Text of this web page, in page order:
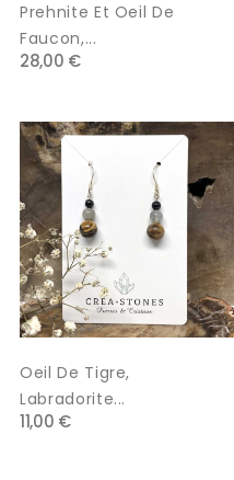
Prehnite Et Oeil De
Faucon,...
28,00 €
Oeil De Tigre,
Labradorite...
11,00 €